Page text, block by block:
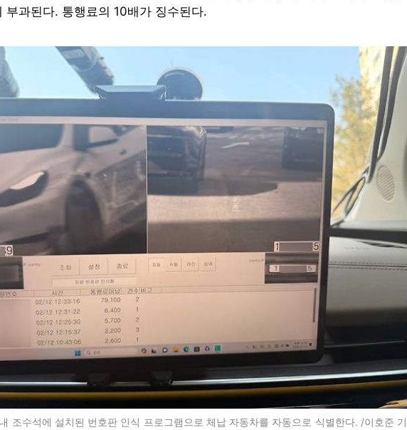
부과된다. 통행료의 10배가 징수된다.
조수석에 설치된 번호판 인식 프로그램으로 체납 자동차를 자동으로 식별한다. /이호준 기